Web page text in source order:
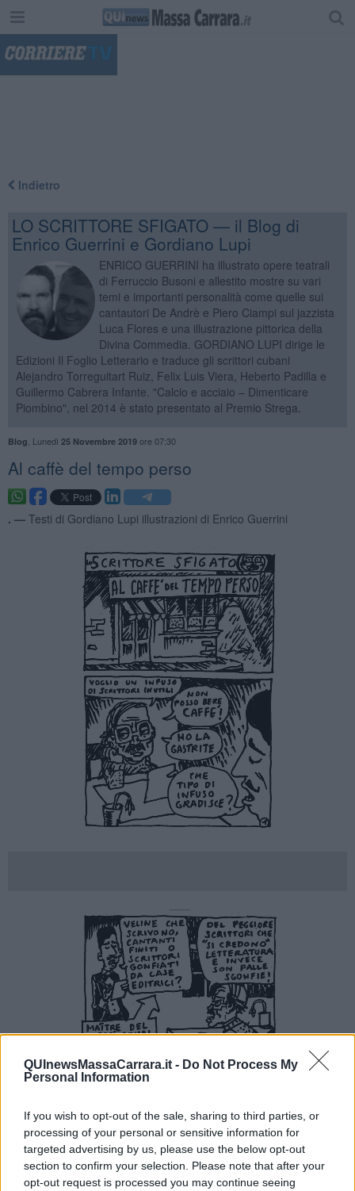
QUInewsMassaCarrara.it - Do Not Process My
Personal Information
If you wish to opt-out of the sale, sharing to third parties, or
processing of your personal or sensitive information for
targeted advertising by us, please use the below opt-out
section to confirm your selection. Please note that after your
opt-out request is processed you may continue seeing
Indietro
LO SCRITTORE SFIGATO — il Blog di
Enrico Guerrini e Gordiano Lupi
ENRICO GUERRINI ha illustrato opere teatrali
di Ferruccio Busoni e allestito mostre su vari
temi e importanti personalità come quelle sui
cantautori De Andrè e Piero Ciampi sul jazzista
Luca Flores e una illustrazione pittorica della
Divina Commedia. GORDIANO LUPI dirige le
Edizioni Il Foglio Letterario e traduce gli scrittori cubani
Alejandro Torreguitart Ruiz, Felix Luis Viera, Heberto Padilla e
Guillermo Cabrera Infante. "Calcio e acciaio – Dimenticare
Piombino", nel 2014 è stato presentato al Premio Strega.
Blog Lunedì 25 Novembre 2019ore 07:30
Al caffè del tempo perso
. — Testi di Gordiano Lupi illustrazioni di Enrico Guerrini